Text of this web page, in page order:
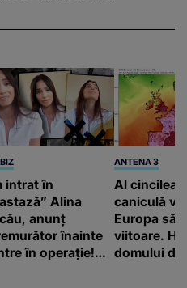
intrat în
Alina
anunț
înainte
în operație!
ANTENA 3
Al cincilea
caniculă
Europa
viitoare.
domului de